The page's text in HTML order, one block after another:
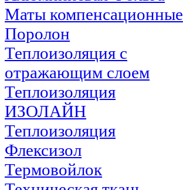
Маты компенсационные
Поролон
Теплоизоляция с
отражающим слоем
Теплоизоляция
ИЗОЛАЙН
Теплоизоляция
Флексизол
Термовойлок